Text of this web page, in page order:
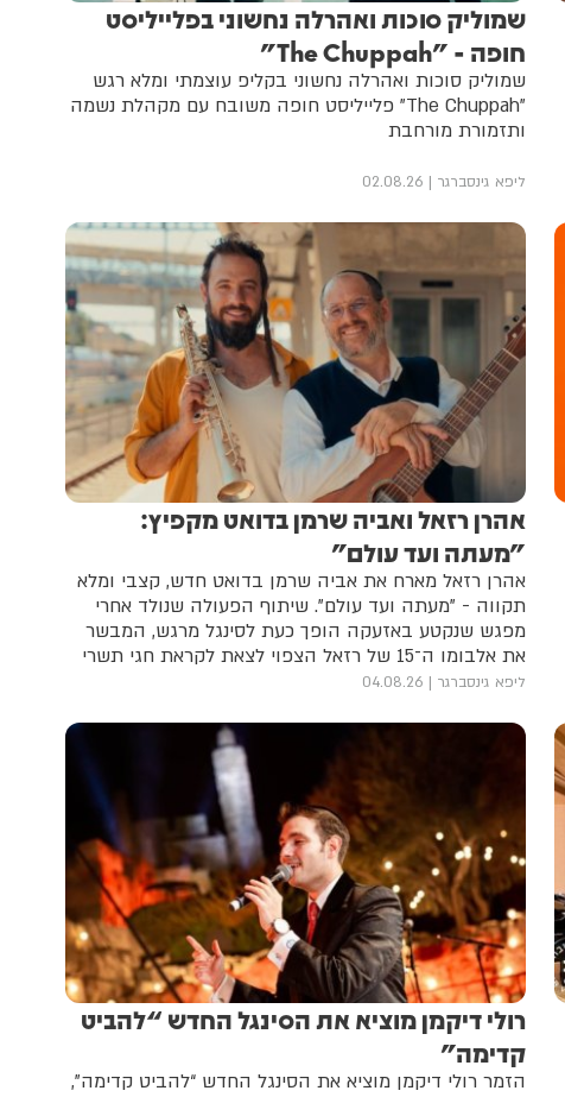
שמוליק סוכות ואהרלה נחשוני בפלייליסט
חופה - "The Chuppah"
שמוליק סוכות ואהרלה נחשוני בקליפ עוצמתי ומלא רגש
"The Chuppah" פלייליסט חופה משובח עם מקהלת נשמה
ותזמורת מורחבת
ליפא גינסברגר 02.08.26
אהרן רזאל ואביה שרמן בדואט מקפיץ:
"מעתה ועד עולם"
אהרן רזאל מארח את אביה שרמן בדואט חדש, קצבי ומלא
תקווה - "מעתה ועד עולם". שיתוף הפעולה שנולד אחרי
מפגש שנקטע באזעקה הופך כעת לסינגל מרגש, המבשר
את אלבומו ה־15 של רזאל הצפוי לצאת לקראת חגי תשרי
ליפא גינסברגר 04.08.26
רולי דיקמן מוציא את הסינגל החדש “להביט
קדימה”
הזמר רולי דיקמן מוציא את הסינגל החדש “להביט קדימה”,